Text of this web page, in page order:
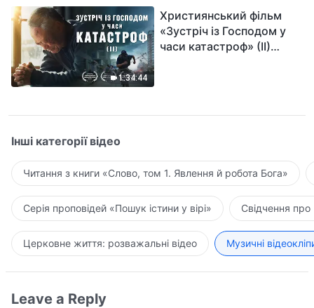
1:34:44
Християнський фільм
«Зустріч із Господом у
часи катастроф» (II)
Інші категорії відео
Читання з книги «Слово, том 1. Явлення й робота Бога»
Серія проповідей «Пошук істини у вірі» Свідчення
Церковне життя: розважальні відео Музичні
Leave a Reply